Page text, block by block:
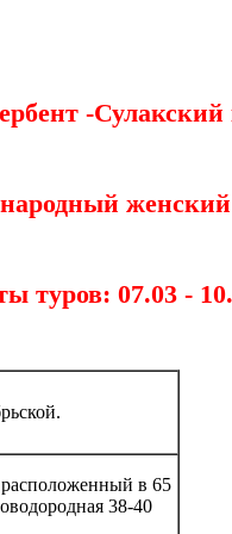
-
женский
туров: 07.03 -
в 65
38-40